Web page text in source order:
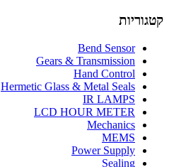
קטגוריות
Bend Sensor
Gears & Transmission
Hand Control
Hermetic Glass & Metal Seals
IR LAMPS
LCD HOUR METER
Mechanics
MEMS
Power Supply
Sealing